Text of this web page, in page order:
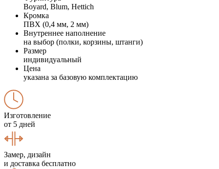
Boyard, Blum, Hettich
Кромка
ПВХ (0,4 мм, 2 мм)
Внутреннее наполнение
на выбор (полки, корзины, штанги)
Размер
индивидуальный
Цена
указана за базовую комплектацию
Изготовление
от 5 дней
Замер, дизайн
и доставка бесплатно